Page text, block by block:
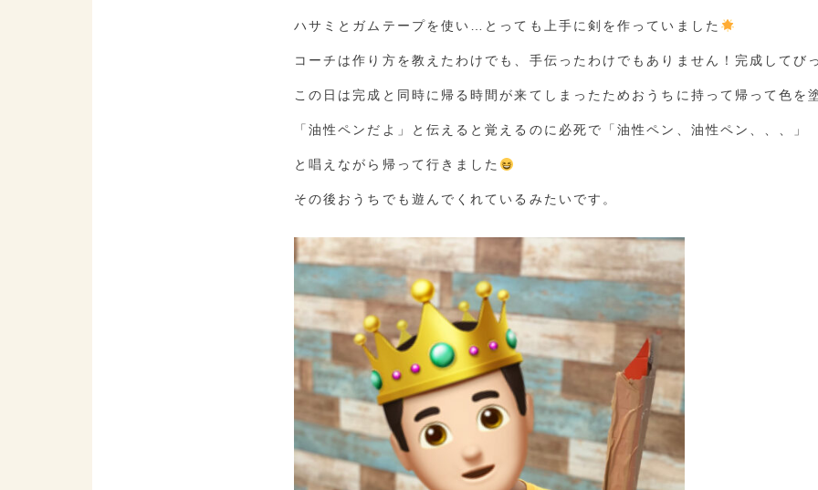
ハサミとガムテープを使い…とっても上手に剣を作っていました
コーチは作り方を教えたわけでも、手伝ったわけでもありません！完成してび
この日は完成と同時に帰る時間が来てしまったためおうちに持って帰って色を
「油性ペンだよ」と伝えると覚えるのに必死で「油性ペン、油性ペン、、、」
と唱えながら帰って行きました
その後おうちでも遊んでくれているみたいです。